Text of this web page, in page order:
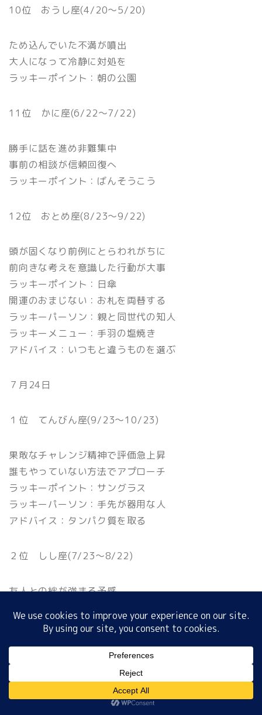
10位 おうし座(4/20〜5/20)
ため込んでいた不満が噴出
大人になって冷静に対処を
ラッキーポイント：朝の公園
11位 かに座(6/22〜7/22)
勝手に話を進め非難集中
事前の相談が信頼回復へ
ラッキーポイント：ばんそうこう
12位 おとめ座(8/23〜9/22)
頭が固くなり前例にとらわれがちに
前向きな考えを意識した行動が大事
ラッキーポイント：日傘
開運のおまじない：お札を両替する
ラッキーパーソン：親と同世代の知人
ラッキーメニュー：手羽の塩焼き
アドバイス：いつもと違うものを選ぶ
７月24日
１位 てんびん座(9/23〜10/23)
果敢なチャレンジ精神で評価急上昇
誰もやっていない方法でアプローチ
ラッキーポイント：サングラス
ラッキーパーソン：手先が器用な人
アドバイス：タンパク質を取る
２位 しし座(7/23〜8/22)
友人との絆が強まる予感
ラッキーポイント：懐かしいおやつ
３位 ふたご座(5/21〜6/21)
好みの商品との出会いが
直観を信じ衝動買いＯＫ
プロフィール サイトマップ